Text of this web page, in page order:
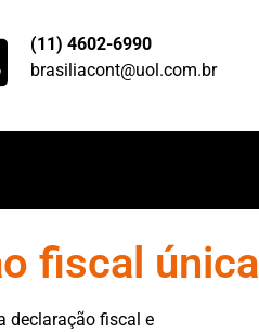
(11) 4602-6990
brasiliacont@uol.com.br
fiscal única
declaração fiscal e